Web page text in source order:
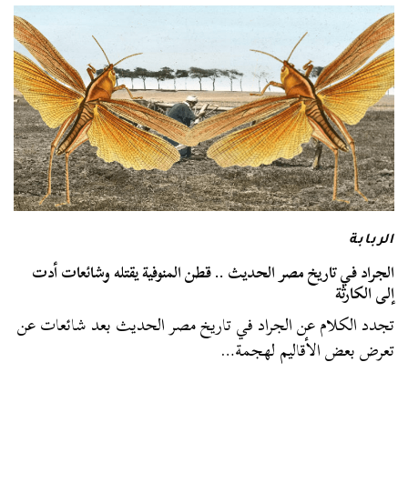
الربابة
الجراد في تاريخ مصر الحديث .. قطن المنوفية يقتله وشائعات أدت
إلى الكارثة
تجدد الكلام عن الجراد في تاريخ مصر الحديث بعد شائعات عن
تعرض بعض الأقاليم لهجمة…